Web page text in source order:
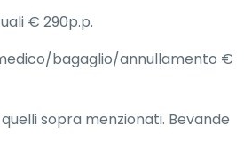
€ 290p.p.
bagaglio/annullamento €
sopra menzionati. Bevande